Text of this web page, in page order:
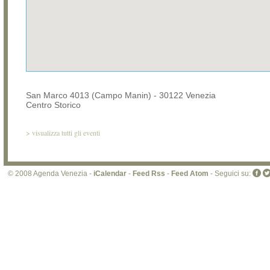
San Marco 4013 (Campo Manin) - 30122 Venezia
Centro Storico
> visualizza tutti gli eventi
© 2008 Agenda Venezia - iCalendar - Feed Rss - Feed Atom - Seguici su: